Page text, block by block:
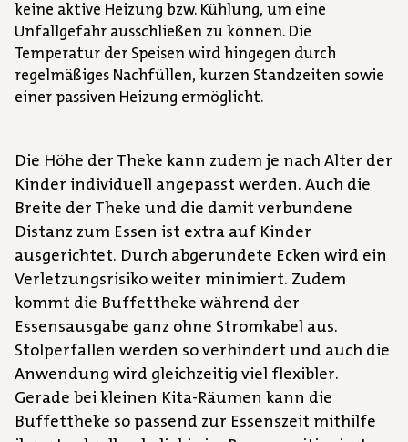
keine aktive Heizung bzw. Kühlung, um eine
Unfallgefahr ausschließen zu können. Die
Temperatur der Speisen wird hingegen durch
regelmäßiges Nachfüllen, kurzen Standzeiten sowie
einer passiven Heizung ermöglicht.
Die Höhe der Theke kann zudem je nach Alter der
Kinder individuell angepasst werden. Auch die
Breite der Theke und die damit verbundene
Distanz zum Essen ist extra auf Kinder
ausgerichtet. Durch abgerundete Ecken wird ein
Verletzungsrisiko weiter minimiert. Zudem
kommt die Buffettheke während der
Essensausgabe ganz ohne Stromkabel aus.
Stolperfallen werden so verhindert und auch die
Anwendung wird gleichzeitig viel flexibler.
Gerade bei kleinen Kita-Räumen kann die
Buffettheke so passend zur Essenszeit mithilfe